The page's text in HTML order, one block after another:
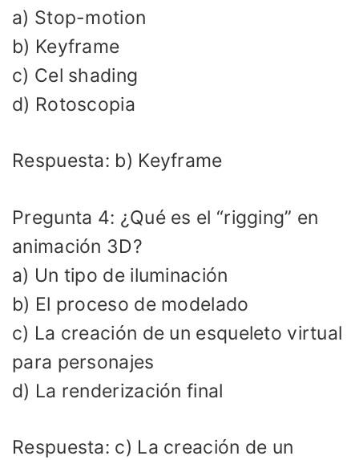
a) Stop-motion
b) Keyframe
c) Cel shading
d) Rotoscopia
Respuesta: b) Keyframe
Pregunta 4: ¿Qué es el “rigging” en
animación 3D?
a) Un tipo de iluminación
b) El proceso de modelado
c) La creación de un esqueleto virtual
para personajes
d) La renderización final
Respuesta: c) La creación de un